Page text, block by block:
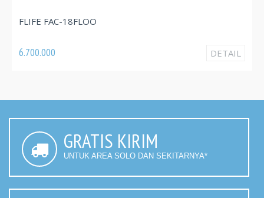
FAC-18FLOO
DETAIL
GRATIS KIRIM
UNTUK AREA SOLO DAN SEKITARNYA*